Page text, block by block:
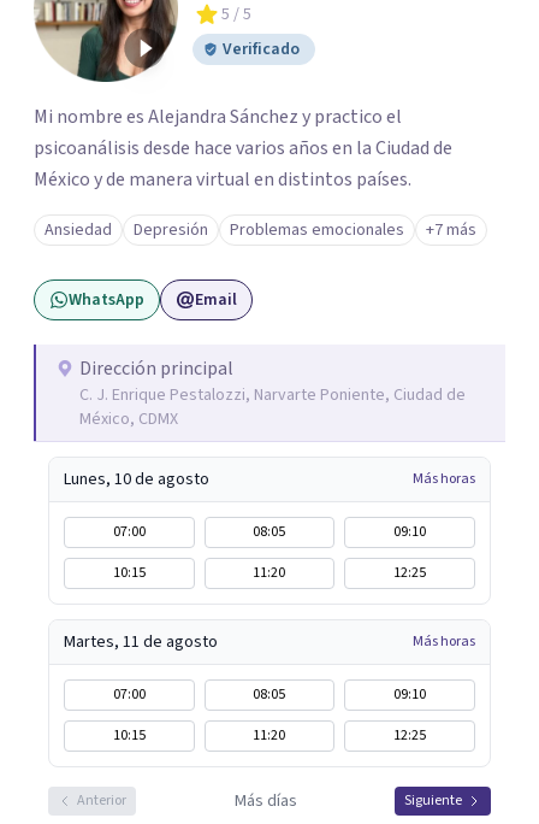
5 / 5
Verificado
Mi nombre es Alejandra Sánchez y practico el
psicoanálisis desde hace varios años en la Ciudad de
México y de manera virtual en distintos países.
Ansiedad Depresión Problemas emocionales +7 más
WhatsApp Email
Dirección principal
C. J. Enrique Pestalozzi, Narvarte Poniente, Ciudad de
México, CDMX
Lunes, 10 de agosto Más horas
07:00 08:05
09:10
10:15
11:20 12:25
Martes, 11 de agosto Más horas
07:00 08:05
09:10
10:15
11:20 12:25
Anterior Más días Siguiente